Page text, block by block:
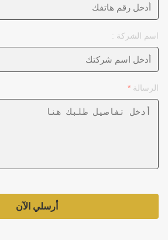
اسم الشركة :
الرسالة *
أرسلي الآن